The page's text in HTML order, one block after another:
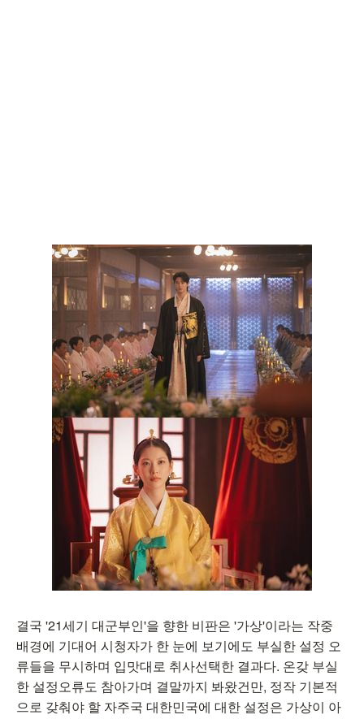
결국 '21세기 대군부인'을 향한 비판은 '가상'이라는 작중
배경에 기대어 시청자가 한 눈에 보기에도 부실한 설정 오
류들을 무시하며 입맛대로 취사선택한 결과다. 온갖 부실
한 설정오류도 참아가며 결말까지 봐왔건만, 정작 기본적
으로 갖춰야 할 자주국 대한민국에 대한 설정은 가상이 아